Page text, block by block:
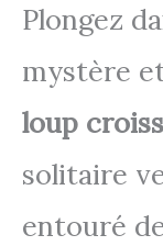
Plongez
mystère
loup
solitaire
entouré